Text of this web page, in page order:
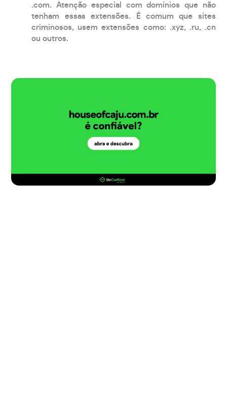
.com. Atenção especial com domínios que não
tenham essas extensões. É comum que sites
criminosos, usem extensões como: .xyz, .ru, .cn
ou outros.